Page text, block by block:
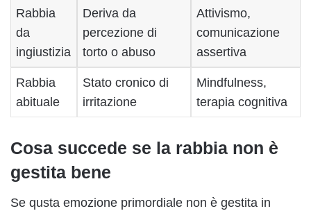
Rabbia
da
ingiustizia
Deriva da
percezione di
torto o abuso
Attivismo,
comunicazione
assertiva
Rabbia
abituale
Stato cronico di
irritazione
Mindfulness,
terapia cognitiva
Cosa succede se la rabbia non è
gestita bene
Se qusta emozione primordiale non è gestita in